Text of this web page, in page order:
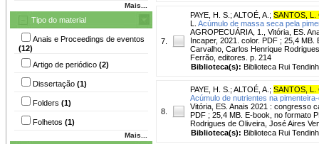
Mais...
Tipo do material
Anais e Proceedings de eventos
(12)
Artigo de periódico (2)
Dissertação (1)
Folders (1)
Folhetos (1)
Mais...
7.
PAYE, H. S. ; ALTOÉ, A. ; SANTOS, L.
L.
Acúmulo de massa seca pela
AGROPECUÁRIA, 1., Vitória, ES.
Incaper, 2021. color. PDF ; 25,4
Carvalho, Carlos Henrique
Ferrão, editores. p. 214
Biblioteca(s): Biblioteca Rui
8.
PAYE, H. S. ; ALTOÉ, A. ; SANTOS, L.
Acúmulo de nutrientes na
Vitória, ES. Anais 2021 : congresso
PDF ; 25,4 MB. E-book, no formato
Rodrigues de Oliveira, José Aires
Biblioteca(s): Biblioteca Rui